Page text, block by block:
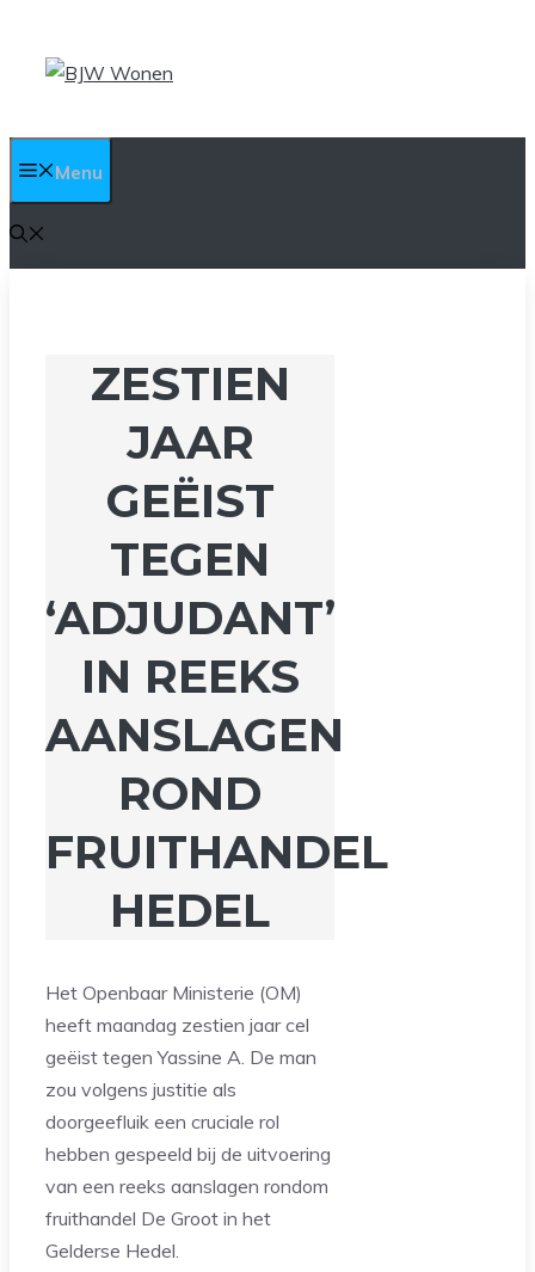
naar
Menu
ZESTIEN
JAAR
GEËIST
TEGEN
‘ADJUDANT’
IN REEKS
AANSLAGEN
ROND
FRUITHANDEL
HEDEL
Het Openbaar Ministerie (OM)
heeft maandag zestien jaar cel
geëist tegen Yassine A. De man
zou volgens justitie als
doorgeefluik een cruciale rol
hebben gespeeld bij de uitvoering
van een reeks aanslagen rondom
fruithandel De Groot in het
Gelderse Hedel.